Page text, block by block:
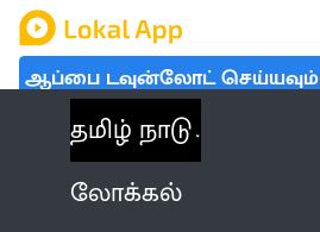
ஆப்பை டவுன்லோட் செய்யவும்
தமிழ் நாடு
லோக்கல்